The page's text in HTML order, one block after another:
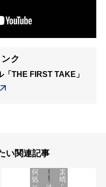
ク
THE FIRST TAKE」
い関連記事